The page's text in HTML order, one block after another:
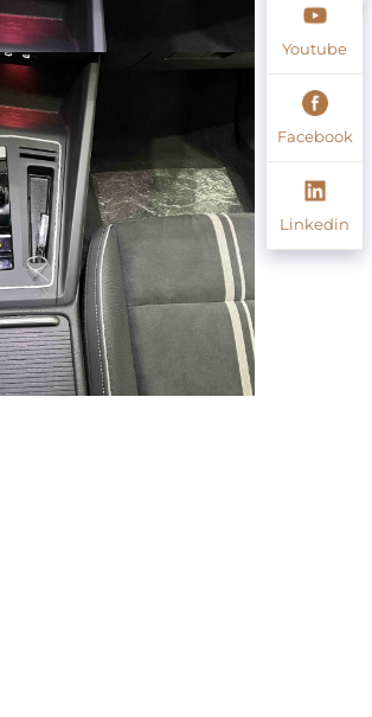
Youtube
Facebook
Linkedin